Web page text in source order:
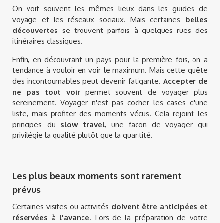
On voit souvent les mêmes lieux dans les guides de
voyage et les réseaux sociaux. Mais certaines belles
découvertes se trouvent parfois à quelques rues des
itinéraires classiques.
Enfin, en découvrant un pays pour la première fois, on a
tendance à vouloir en voir le maximum. Mais cette quête
des incontournables peut devenir fatigante. Accepter de
ne pas tout voir permet souvent de voyager plus
sereinement. Voyager n'est pas cocher les cases d'une
liste, mais profiter des moments vécus. Cela rejoint les
principes du slow travel, une façon de voyager qui
privilégie la qualité plutôt que la quantité.
Les plus beaux moments sont rarement
prévus
Certaines visites ou activités doivent être anticipées et
réservées à l'avance. Lors de la préparation de votre